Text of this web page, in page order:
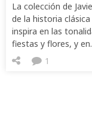
La colección de
de la historia
inspira en las
fiestas y flores, y
1